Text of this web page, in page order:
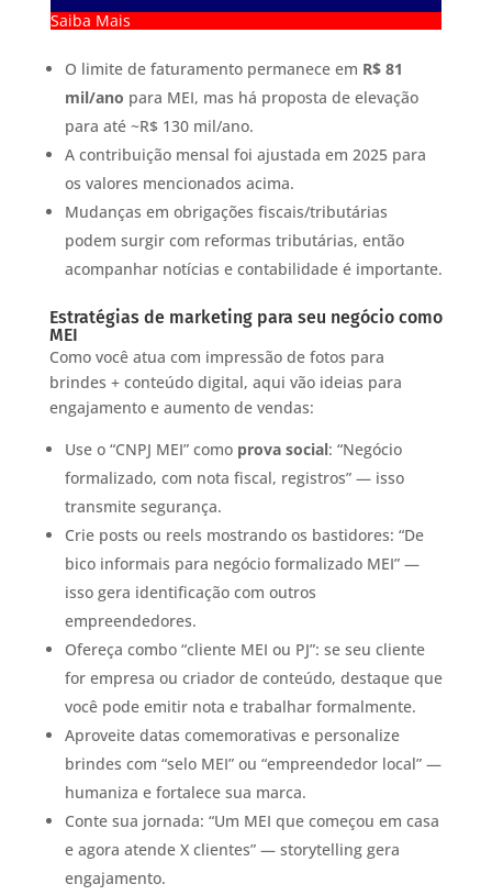
Saiba Mais
O limite de faturamento permanece em R$ 81
mil/ano para MEI, mas há proposta de elevação
para até ~R$ 130 mil/ano.
A contribuição mensal foi ajustada em 2025 para
os valores mencionados acima.
Mudanças em obrigações fiscais/tributárias
podem surgir com reformas tributárias, então
acompanhar notícias e contabilidade é importante.
Estratégias de marketing para seu negócio como
MEI
Como você atua com impressão de fotos para
brindes + conteúdo digital, aqui vão ideias para
engajamento e aumento de vendas:
Use o “CNPJ MEI” como prova social: “Negócio
formalizado, com nota fiscal, registros” — isso
transmite segurança.
Crie posts ou reels mostrando os bastidores: “De
bico informais para negócio formalizado MEI” —
isso gera identificação com outros
empreendedores.
Ofereça combo “cliente MEI ou PJ”: se seu cliente
for empresa ou criador de conteúdo, destaque que
você pode emitir nota e trabalhar formalmente.
Aproveite datas comemorativas e personalize
brindes com “selo MEI” ou “empreendedor local” —
humaniza e fortalece sua marca.
Conte sua jornada: “Um MEI que começou em casa
e agora atende X clientes” — storytelling gera
engajamento.